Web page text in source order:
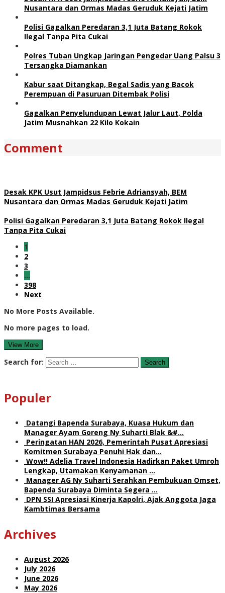
Nusantara dan Ormas Madas Geruduk Kejati Jatim
Polisi Gagalkan Peredaran 3,1 Juta Batang Rokok
Ilegal Tanpa Pita Cukai
Polres Tuban Ungkap Jaringan Pengedar Uang Palsu 3
Tersangka Diamankan
Kabur saat Ditangkap, Begal Sadis yang Bacok
Perempuan di Pasuruan Ditembak Polisi
Gagalkan Penyelundupan Lewat Jalur Laut, Polda
Jatim Musnahkan 22 Kilo Kokain
Comment
Desak KPK Usut Jampidsus Febrie Adriansyah, BEM
Nusantara dan Ormas Madas Geruduk Kejati Jatim
Polisi Gagalkan Peredaran 3,1 Juta Batang Rokok Ilegal
Tanpa Pita Cukai
1
2
3
…
398
Next
No More Posts Available.
No more pages to load.
View More
Search for:
Populer
Datangi Bapenda Surabaya, Kuasa Hukum dan
Manager Ayam Goreng Ny Suharti Blak &#…
Peringatan HAN 2026, Pemerintah Pusat Apresiasi
Komitmen Surabaya Penuhi Hak dan…
Wow!! Adelia Travel Indonesia Hadirkan Paket Umroh
Lengkap, Utamakan Kenyamanan …
Manager AG Ny Suharti Serahkan Pembukuan Omset,
Bapenda Surabaya Diminta Segera …
DPN SSI Apresiasi Kinerja Kapolri, Ajak Anggota Jaga
Kambtimas Bersama
Archives
August 2026
July 2026
June 2026
May 2026